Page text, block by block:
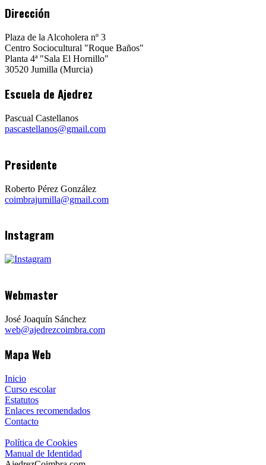
Dirección
Plaza de la Alcoholera nº 3
Centro Sociocultural "Roque Baños"
Planta 4ª "Sala El Hornillo"
30520 Jumilla (Murcia)
Escuela de Ajedrez
Pascual Castellanos
pascastellanos@gmail.com
Presidente
Roberto Pérez González
coimbrajumilla@gmail.com
Instagram
Webmaster
José Joaquín Sánchez
web@ajedrezcoimbra.com
Mapa Web
Inicio
Curso escolar
Estatutos
Enlaces recomendados
Contacto
Política de Cookies
Manual de Identidad